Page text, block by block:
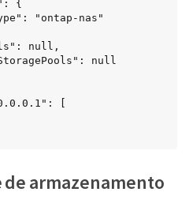
de armazenamento